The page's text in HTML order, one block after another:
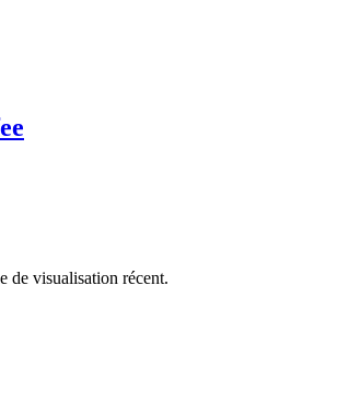
de visualisation récent.